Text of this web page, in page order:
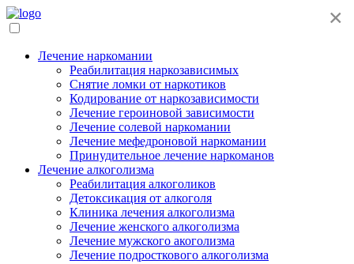
Лечение наркомании
Реабилитация наркозависимых
Снятие ломки от наркотиков
Кодирование от наркозависимости
Лечение героиновой зависимости
Лечение солевой наркомании
Лечение мефедроновой наркомании
Принудительное лечение наркоманов
Лечение алкоголизма
Реабилитация алкоголиков
Детоксикация от алкоголя
Клиника лечения алкоголизма
Лечение женского алкоголизма
Лечение мужского акоголизма
Лечение подросткового алкоголизма
×